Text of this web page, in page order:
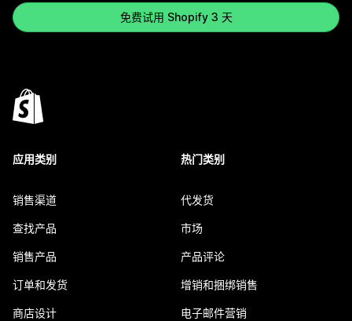
免费试用 Shopify 3 天
应用类别
销售渠道
查找产品
销售产品
订单和发货
商店设计
热门类别
代发货
市场
产品评论
增销和捆绑销售
电子邮件营销